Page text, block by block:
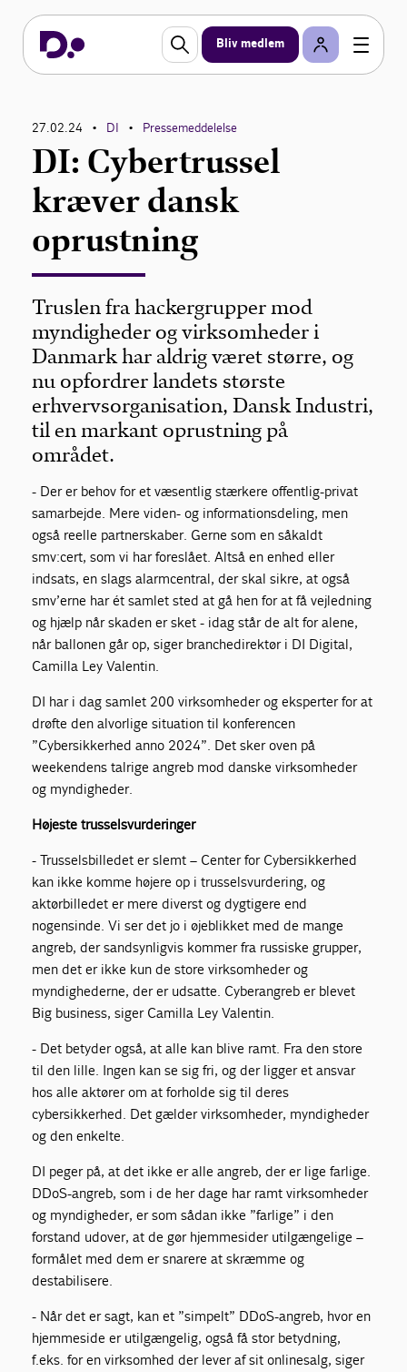
Bliv medlem
27.02.24 • DI • Pressemeddelelse
DI: Cybertrussel
kræver dansk
oprustning
Truslen fra hackergrupper mod
myndigheder og virksomheder i
Danmark har aldrig været større, og
nu opfordrer landets største
erhvervsorganisation, Dansk Industri,
til en markant oprustning på
området.
- Der er behov for et væsentlig stærkere offentlig-privat
samarbejde. Mere viden- og informationsdeling, men
også reelle partnerskaber. Gerne som en såkaldt
smv:cert, som vi har foreslået. Altså en enhed eller
indsats, en slags alarmcentral, der skal sikre, at også
smv’erne har ét samlet sted at gå hen for at få vejledning
og hjælp når skaden er sket - idag står de alt for alene,
når ballonen går op, siger branchedirektør i DI Digital,
Camilla Ley Valentin.
DI har i dag samlet 200 virksomheder og eksperter for at
drøfte den alvorlige situation til konferencen
”Cybersikkerhed anno 2024”. Det sker oven på
weekendens talrige angreb mod danske virksomheder
og myndigheder.
Højeste trusselsvurderinger
- Trusselsbilledet er slemt – Center for Cybersikkerhed
kan ikke komme højere op i trusselsvurdering, og
aktørbilledet er mere diverst og dygtigere end
nogensinde. Vi ser det jo i øjeblikket med de mange
angreb, der sandsynligvis kommer fra russiske grupper,
men det er ikke kun de store virksomheder og
myndighederne, der er udsatte. Cyberangreb er blevet
Big business, siger Camilla Ley Valentin.
- Det betyder også, at alle kan blive ramt. Fra den store
til den lille. Ingen kan se sig fri, og der ligger et ansvar
hos alle aktører om at forholde sig til deres
cybersikkerhed. Det gælder virksomheder, myndigheder
og den enkelte.
DI peger på, at det ikke er alle angreb, der er lige farlige.
DDoS-angreb, som i de her dage har ramt virksomheder
og myndigheder, er som sådan ikke ”farlige” i den
forstand udover, at de gør hjemmesider utilgængelige –
formålet med dem er snarere at skræmme og
destabilisere.
- Når det er sagt, kan et ”simpelt” DDoS-angreb, hvor en
hjemmeside er utilgængelig, også få stor betydning,
f.eks. for en virksomhed der lever af sit onlinesalg, siger